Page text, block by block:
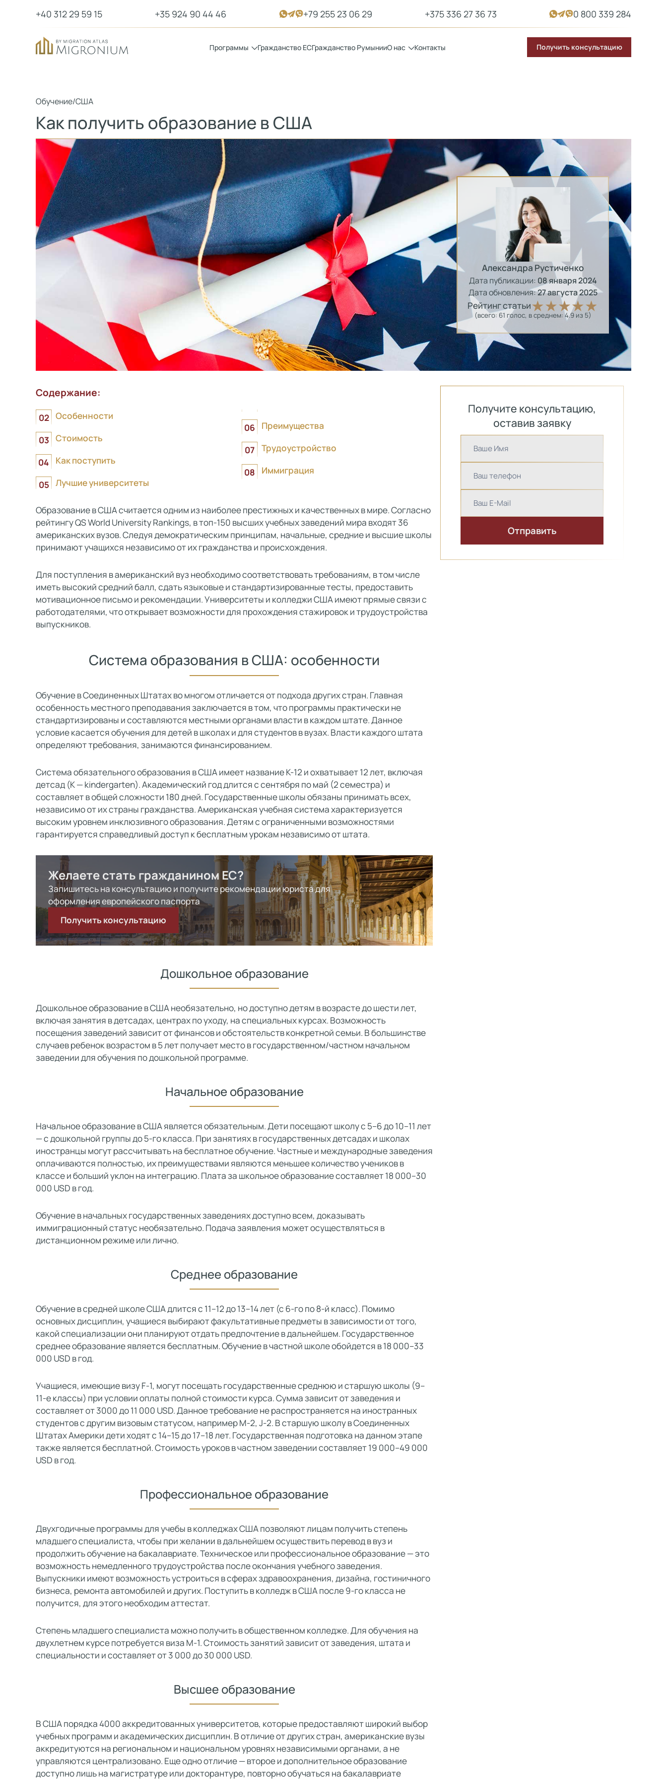
+40 312 29 59 15 +35 924 90 44 46 +79 255 23 06 29 +375 336 27 36 73 0 800 339 284
Программы Гражданство ЕСГражданство РумынииО нас Контакты Получить консультацию
Обучение/США
Как получить образование в США
Александра Рустиченко
Дата публикации: 08 января 2024
Дата обновления:27 августа 2025
Рейтинг статьи
(всего: 61 голос, в среднем: 4.9из 5)
Содержание:
Особенности
Стоимость
Как поступить
Лучшие университеты
Преимущества
Трудоустройство
Иммиграция
Образование в США считается одним из наиболее престижных и качественных в мире. Согласно
рейтингу QS World University Rankings, в топ-150 высших учебных заведений мира входят 36
американских вузов. Следуя демократическим принципам, начальные, средние и высшие школы
принимают учащихся независимо от их гражданства и происхождения.
Для поступления в американский вуз необходимо соответствовать требованиям, в том числе
иметь высокий средний балл, сдать языковые и стандартизированные тесты, предоставить
мотивационное письмо и рекомендации. Университеты и колледжи США имеют прямые связи с
работодателями, что открывает возможности для прохождения стажировок и трудоустройства
выпускников.
Система образования в США: особенности
Обучение в Соединенных Штатах во многом отличается от подхода других стран. Главная
особенность местного преподавания заключается в том, что программы практически не
стандартизированы и составляются местными органами власти в каждом штате. Данное
условие касается обучения для детей в школах и для студентов в вузах. Власти каждого штата
определяют требования, занимаются финансированием.
Система обязательного образования в США имеет название K-12 и охватывает 12 лет, включая
детсад (K — kindergarten). Академический год длится с сентября по май (2 семестра) и
составляет в общей сложности 180 дней. Государственные школы обязаны принимать всех,
независимо от их страны гражданства. Американская учебная система характеризуется
высоким уровнем инклюзивного образования. Детям с ограниченными возможностями
гарантируется справедливый доступ к бесплатным урокам независимо от штата.
Желаете стать гражданином ЕС?
Запишитесь на консультацию и получите рекомендации юриста для
оформления европейского паспорта
Получить консультацию
Дошкольное образование
Дошкольное образование в США необязательно, но доступно детям в возрасте до шести лет,
включая занятия в детсадах, центрах по уходу, на специальных курсах. Возможность
посещения заведений зависит от финансов и обстоятельств конкретной семьи. В большинстве
случаев ребенок возрастом в 5 лет получает место в государственном/частном начальном
заведении для обучения по дошкольной программе.
Начальное образование
Начальное образование в США является обязательным. Дети посещают школу с 5–6 до 10–11 лет
— с дошкольной группы до 5-го класса. При занятиях в государственных детсадах и школах
иностранцы могут рассчитывать на бесплатное обучение. Частные и международные заведения
оплачиваются полностью, их преимуществами являются меньшее количество учеников в
классе и больший уклон на интеграцию. Плата за школьное образование составляет 18 000–30
000 USD в год.
Обучение в начальных государственных заведениях доступно всем, доказывать
иммиграционный статус необязательно. Подача заявления может осуществляться в
дистанционном режиме или лично.
Среднее образование
Обучение в средней школе США длится с 11–12 до 13–14 лет (с 6-го по 8-й класс). Помимо
основных дисциплин, учащиеся выбирают факультативные предметы в зависимости от того,
какой специализации они планируют отдать предпочтение в дальнейшем. Государственное
среднее образование является бесплатным. Обучение в частной школе обойдется в 18 000–33
000 USD в год.
Учащиеся, имеющие визу F-1, могут посещать государственные среднюю и старшую школы (9–
11-е классы) при условии оплаты полной стоимости курса. Сумма зависит от заведения и
составляет от 3000 до 11 000 USD. Данное требование не распространяется на иностранных
студентов с другим визовым статусом, например M-2, J-2. В старшую школу в Соединенных
Штатах Америки дети ходят с 14–15 до 17–18 лет. Государственная подготовка на данном этапе
также является бесплатной. Стоимость уроков в частном заведении составляет 19 000–49 000
USD в год.
Профессиональное образование
Двухгодичные программы для учебы в колледжах США позволяют лицам получить степень
младшего специалиста, чтобы при желании в дальнейшем осуществить перевод в вуз и
продолжить обучение на бакалавриате. Техническое или профессиональное образование — это
возможность немедленного трудоустройства после окончания учебного заведения.
Выпускники имеют возможность устроиться в сферах здравоохранения, дизайна, гостиничного
бизнеса, ремонта автомобилей и других. Поступить в колледж в США после 9-го класса не
получится, для этого необходим аттестат.
Степень младшего специалиста можно получить в общественном колледже. Для обучения на
двухлетнем курсе потребуется виза M-1. Стоимость занятий зависит от заведения, штата и
специальности и составляет от 3 000 до 30 000 USD.
Высшее образование
В США порядка 4000 аккредитованных университетов, которые предоставляют широкий выбор
учебных программ и академических дисциплин. В отличие от других стран, американские вузы
аккредитуются на региональном и национальном уровнях независимыми органами, а не
управляются централизовано. Еще одно отличие — второе и дополнительное образование
доступно лишь на магистратуре или докторантуре, повторно обучаться на бакалавриате
Получите консультацию,
оставив заявку